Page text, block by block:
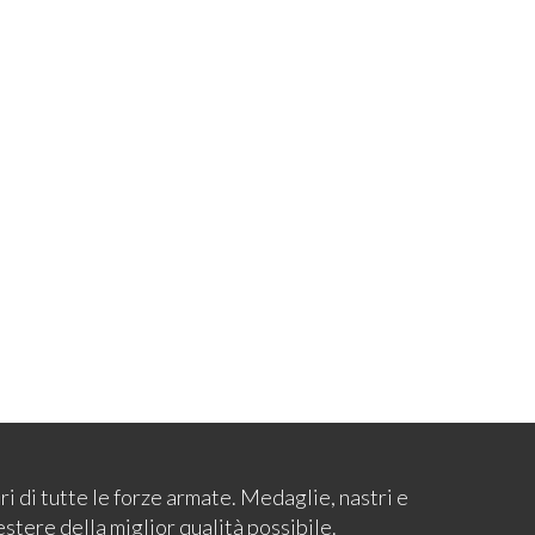
di tutte le forze armate. Medaglie, nastri e
della miglior qualità possibile.